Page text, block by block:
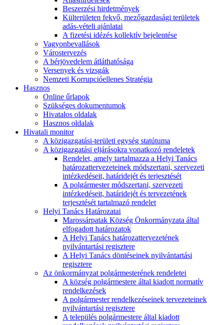
Beszerzési hirdetmények
Külterületen fekvő, mezőgazdasági területek
adás-vételi ajánlatai
A fizetési idézés kollektív bejelentése
Vagyonbevallások
Várostervezés
A bérjövedelem átláthatósága
Versenyek és vizsgák
Nemzeti Korrupcióellenes Stratégia
Hasznos
Online űrlapok
Szükséges dokumentumok
Hivatalos oldalak
Hasznos oldalak
Hivatali monitor
A közigazgatási-területi egység statútuma
A közigazgatási eljárásokra vonatkozó rendeletek
Rendelet, amely tartalmazza a Helyi Tanács
határozattervezeteinek módszertani, szervezeti
intézkedéseit, határidejét és terjesztését
A polgármester módszertani, szervezeti
intézkedéseit, határidejét és tervezetének
terjesztését tartalmazó rendelet
Helyi Tanács Határozatai
Marossárpatak Község Önkormányzata által
elfogadott határozatok
A Helyi Tanács határozattervezetének
nyilvántartási regisztere
A Helyi Tanács döntéseinek nyilvántartási
regisztere
Az önkormányzat polgármesterének rendeletei
A község polgármestere által kiadott normatív
rendelkezések
A polgármester rendelkezéseinek tervezeteinek
nyilvántartási regisztere
A település polgármestere által kiadott